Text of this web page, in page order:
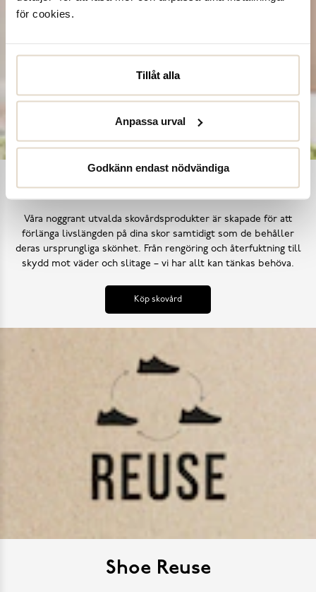
för cookies.
Tillåt alla
Anpassa urval
Godkänn endast nödvändiga
Ta hand om dina skor
Våra noggrant utvalda skovårdsprodukter är skapade för att
förlänga livslängden på dina skor samtidigt som de behåller
deras ursprungliga skönhet. Från rengöring och återfuktning till
skydd mot väder och slitage – vi har allt kan tänkas behöva.
Köp skovård
Shoe Reuse